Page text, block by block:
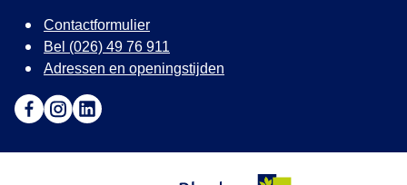
Contactformulier
Bel (026) 49 76 911
Adressen en openingstijden